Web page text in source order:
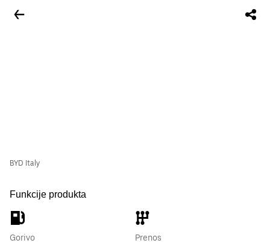
BYD Italy
Funkcije produkta
Gorivo
Prenos